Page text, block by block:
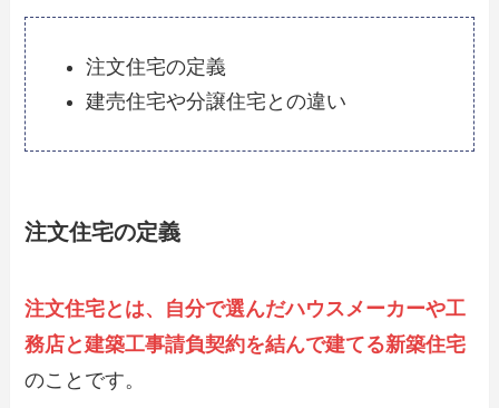
注文住宅の定義
建売住宅や分譲住宅との違い
注文住宅の定義
注文住宅とは、自分で選んだハウスメーカーや工
務店と建築工事請負契約を結んで建てる新築住宅
のことです。